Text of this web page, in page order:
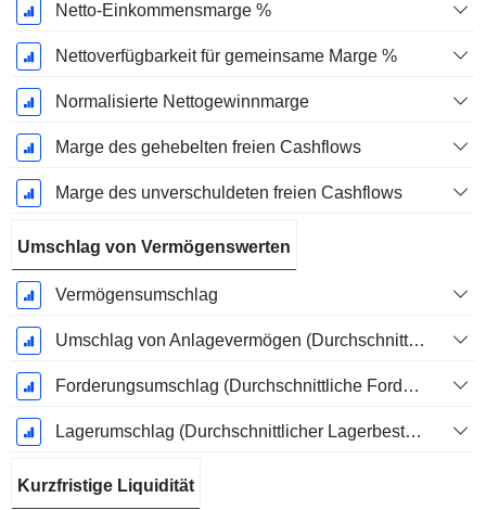
Netto-Einkommensmarge %
Nettoverfügbarkeit für gemeinsame Marge %
Normalisierte Nettogewinnmarge
Marge des gehebelten freien Cashflows
Marge des unverschuldeten freien Cashflows
Umschlag von Vermögenswerten
Vermögensumschlag
Umschlag von Anlagevermögen (Durchschnittliches Anlagevermögen)
Forderungsumschlag (Durchschnittliche Forderungen)
Lagerumschlag (Durchschnittlicher Lagerbestand)
Kurzfristige Liquidität